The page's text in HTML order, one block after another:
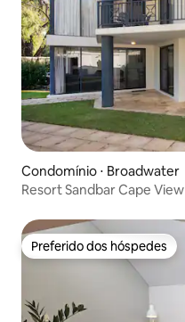
Condomínio ⋅ Broadwater
Resort Sandbar Cape View
Preferido dos hóspedes
Preferido dos hóspedes